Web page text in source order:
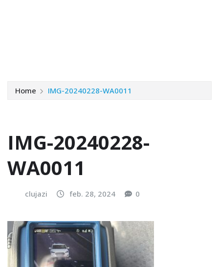
Home IMG-20240228-WA0011
IMG-20240228-
WA0011
clujazi feb. 28, 2024 0